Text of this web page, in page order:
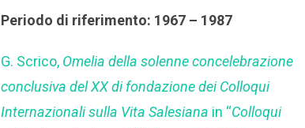
Periodo di riferimento: 1967 – 1987
G. Scrico, Omelia della solenne concelebrazione
conclusiva del XX di fondazione dei Colloqui
Internazionali sulla Vita Salesiana in “Colloqui